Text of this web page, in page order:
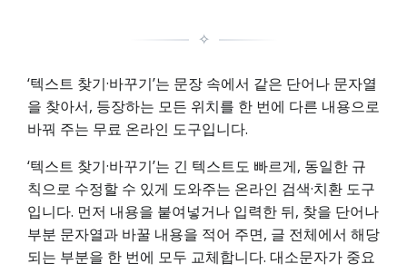
✧
‘텍스트 찾기·바꾸기’는 문장 속에서 같은 단어나 문자열
을 찾아서, 등장하는 모든 위치를 한 번에 다른 내용으로
바꿔 주는 무료 온라인 도구입니다.
‘텍스트 찾기·바꾸기’는 긴 텍스트도 빠르게, 동일한 규
칙으로 수정할 수 있게 도와주는 온라인 검색·치환 도구
입니다. 먼저 내용을 붙여넣거나 입력한 뒤, 찾을 단어나
부분 문자열과 바꿀 내용을 적어 주면, 글 전체에서 해당
되는 부분을 한 번에 모두 교체합니다. 대소문자가 중요